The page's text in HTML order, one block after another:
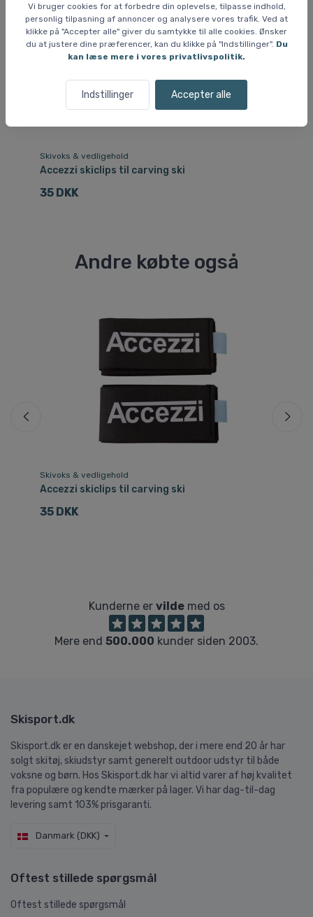
Vi bruger cookies for at forbedre din oplevelse, tilpasse indhold,
personlig tilpasning af annoncer og analysere vores trafik. Ved at
klikke på "Accepter alle" giver du samtykke til alle cookies. Ønsker
du at justere dine præferencer, kan du klikke på "Indstillinger". Du
kan læse mere i vores privatlivspolitik.
Indstillinger Accepter alle
Skivoks & vedligehold
Accezzi skiclips til carving ski
35 DKK
Andre købte også
Skivoks & vedligehold
Accezzi skiclips til carving ski
35 DKK
Kunderne er vildemed os
Mere end 500.000 kunder siden 2003.
Skisport.dk
Skisport.dk er en danskejet webshop, der i mere end 20 år har
solgt skitøj, skiudstyr samt generelt outdoor udstyr til både
voksne og børn. Hos Skisport.dk har vi altid varer af høj kvalitet
fra populære og kendte mærker på lager. Vi har dag-til-dag
levering samt 103% prisgaranti.
Danmark (DKK)
Oftest stillede spørgsmål
Oftest stillede spørgsmål